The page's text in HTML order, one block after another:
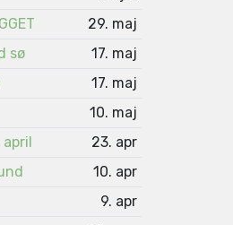
29. maj
sø
17. maj
17. maj
10. maj
23. apr
10. apr
9. apr